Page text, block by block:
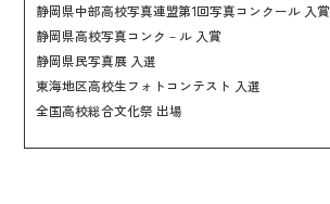
静岡県中部高校写真連盟第1回写真コンクール 入賞
静岡県高校写真コンク－ル 入賞
静岡県民写真展 入選
東海地区高校生フォトコンテスト 入選
全国高校総合文化祭 出場